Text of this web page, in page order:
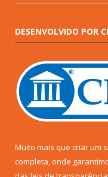
DESENVOLVIDO POR
Muito mais que criar um
completa, onde